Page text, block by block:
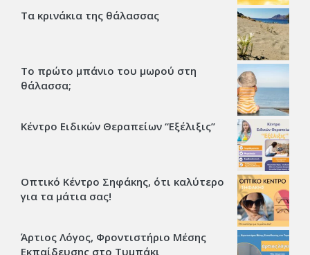
Τα κρινάκια της θάλασσας
Το πρώτο μπάνιο του μωρού στη
θάλασσα;
Κέντρο Ειδικών Θεραπείων “Εξέλιξις’’
Οπτικό Κέντρο Σηφάκης, ότι καλύτερο
για τα μάτια σας!
Άρτιος Λόγος, Φροντιστήριο Μέσης
Εκπαίδευσης στο Τυμπάκι